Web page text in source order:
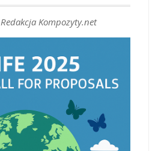
Redakcja Kompozyty.net